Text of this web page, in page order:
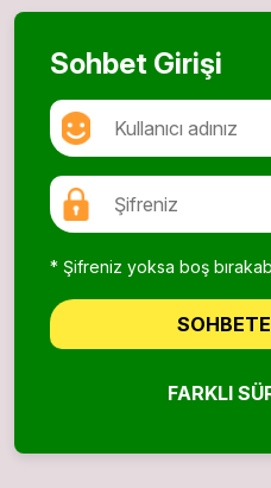
Sohbet Girişi
* Şifreniz yoksa boş
FARKLI